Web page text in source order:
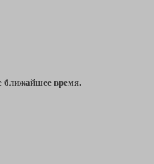
ближайшее время.